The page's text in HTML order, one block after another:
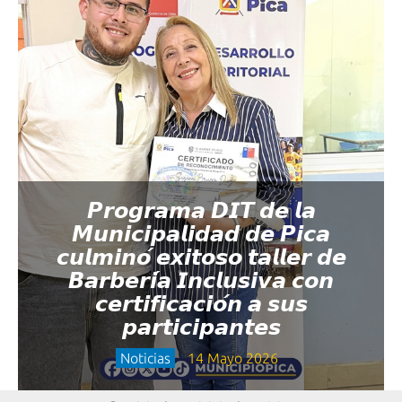
𝙋𝙧𝙤𝙜𝙧𝙖𝙢𝙖 𝘿𝙄𝙏 𝙙𝙚 𝙡𝙖
𝙈𝙪𝙣𝙞𝙘𝙞𝙥𝙖𝙡𝙞𝙙𝙖𝙙 𝙙𝙚 𝙋𝙞𝙘𝙖
𝙘𝙪𝙡𝙢𝙞𝙣𝙤́ 𝙚𝙭𝙞𝙩𝙤𝙨𝙤 𝙩𝙖𝙡𝙡𝙚𝙧 𝙙𝙚
𝘽𝙖𝙧𝙗𝙚𝙧𝙞́𝙖 𝙄𝙣𝙘𝙡𝙪𝙨𝙞𝙫𝙖 𝙘𝙤𝙣
𝙘𝙚𝙧𝙩𝙞𝙛𝙞𝙘𝙖𝙘𝙞𝙤́𝙣 𝙖 𝙨𝙪𝙨
𝙥𝙖𝙧𝙩𝙞𝙘𝙞𝙥𝙖𝙣𝙩𝙚𝙨
Noticias 14 Mayo 2026